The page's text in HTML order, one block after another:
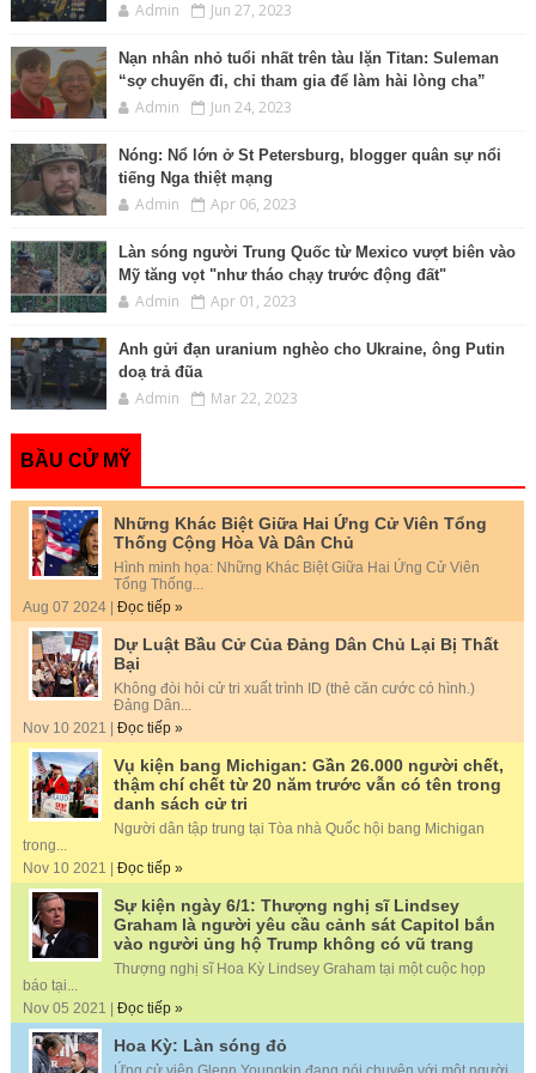
Admin Jun 27, 2023
Nạn nhân nhỏ tuổi nhất trên tàu lặn Titan: Suleman
“sợ chuyến đi, chỉ tham gia để làm hài lòng cha”
Admin Jun 24, 2023
Nóng: Nổ lớn ở St Petersburg, blogger quân sự nổi
tiếng Nga thiệt mạng
Admin Apr 06, 2023
Làn sóng người Trung Quốc từ Mexico vượt biên vào
Mỹ tăng vọt "như tháo chạy trước động đất"
Admin Apr 01, 2023
Anh gửi đạn uranium nghèo cho Ukraine, ông Putin
doạ trả đũa
Admin Mar 22, 2023
BẦU CỬ MỸ
Những Khác Biệt Giữa Hai Ứng Cử Viên Tổng
Thống Cộng Hòa Và Dân Chủ
Hình minh họa: Những Khác Biệt Giữa Hai Ứng Cử Viên
Tổng Thống...
Aug 07 2024 | Đọc tiếp »
Dự Luật Bầu Cử Của Đảng Dân Chủ Lại Bị Thất
Bại
Không đòi hỏi cử tri xuất trình ID (thẻ căn cước có hình.)
Đảng Dân...
Nov 10 2021 | Đọc tiếp »
Vụ kiện bang Michigan: Gần 26.000 người chết,
thậm chí chết từ 20 năm trước vẫn có tên trong
danh sách cử tri
Người dân tập trung tại Tòa nhà Quốc hội bang Michigan
trong...
Nov 10 2021 | Đọc tiếp »
Sự kiện ngày 6/1: Thượng nghị sĩ Lindsey
Graham là người yêu cầu cảnh sát Capitol bắn
vào người ủng hộ Trump không có vũ trang
Thượng nghị sĩ Hoa Kỳ Lindsey Graham tại một cuộc họp
báo tại...
Nov 05 2021 | Đọc tiếp »
Hoa Kỳ: Làn sóng đỏ